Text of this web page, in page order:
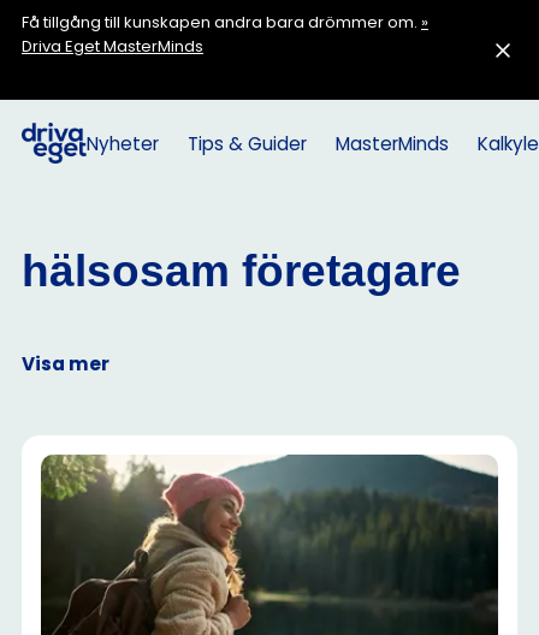
Få tillgång till kunskapen andra bara drömmer om. »
Driva Eget MasterMinds
Nyheter Tips & Guider MasterMinds
hälsosam företagare
Visa mer